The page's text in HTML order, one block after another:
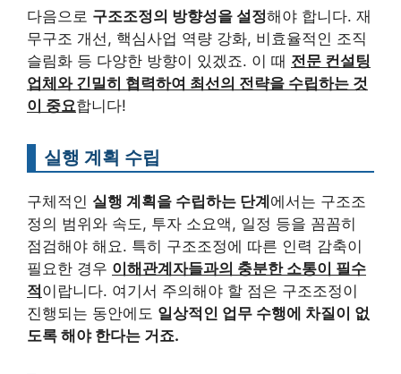
다음으로 구조조정의 방향성을 설정해야 합니다. 재
무구조 개선, 핵심사업 역량 강화, 비효율적인 조직
슬림화 등 다양한 방향이 있겠죠. 이 때 전문 컨설팅
업체와 긴밀히 협력하여 최선의 전략을 수립하는 것
이 중요합니다!
실행 계획 수립
구체적인 실행 계획을 수립하는 단계에서는 구조조
정의 범위와 속도, 투자 소요액, 일정 등을 꼼꼼히
점검해야 해요. 특히 구조조정에 따른 인력 감축이
필요한 경우 이해관계자들과의 충분한 소통이 필수
적이랍니다. 여기서 주의해야 할 점은 구조조정이
진행되는 동안에도 일상적인 업무 수행에 차질이 없
도록 해야 한다는 거죠.